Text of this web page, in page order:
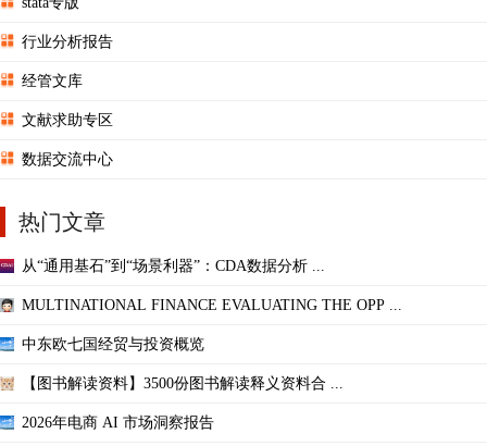
行业分析报告
经管文库
文献求助专区
数据交流中心
热门文章
从“通用基石”到“场景利器”：CDA数据分析 ...
MULTINATIONAL FINANCE EVALUATING THE OPP ...
中东欧七国经贸与投资概览
【图书解读资料】3500份图书解读释义资料合 ...
2026年电商 AI 市场洞察报告